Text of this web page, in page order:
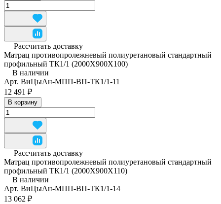
Рассчитать доставку
Матрац противопролежневый полиуретановый стандартный
профильный ТК1/1 (2000Х900Х100)
В наличии
Арт. ВиЦыАн-МПП-ВП-ТК1/1-11
12 491 ₽
В корзину
Рассчитать доставку
Матрац противопролежневый полиуретановый стандартный
профильный ТК1/1 (2000Х900Х110)
В наличии
Арт. ВиЦыАн-МПП-ВП-ТК1/1-14
13 062 ₽